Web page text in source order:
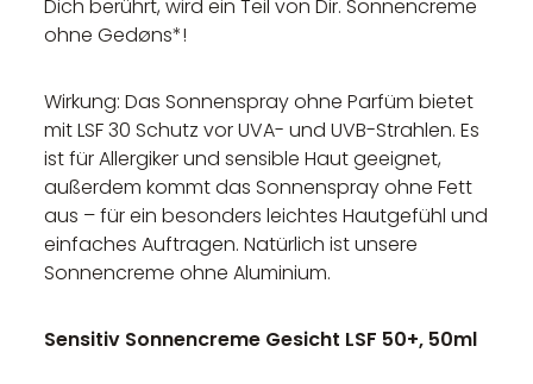
Dich berührt, wird ein Teil von Dir. Sonnencreme
ohne Gedøns*!
Wirkung: Das Sonnenspray ohne Parfüm bietet
mit LSF 30 Schutz vor UVA- und UVB-Strahlen. Es
ist für Allergiker und sensible Haut geeignet,
außerdem kommt das Sonnenspray ohne Fett
aus – für ein besonders leichtes Hautgefühl und
einfaches Auftragen. Natürlich ist unsere
Sonnencreme ohne Aluminium.
Sensitiv Sonnencreme Gesicht LSF 50+, 50ml